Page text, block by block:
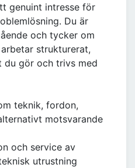
genuint intresse för
Du är
och tycker om
strukturerat,
du gör och trivs med
teknik, fordon,
motsvarande
och service av
utrustning